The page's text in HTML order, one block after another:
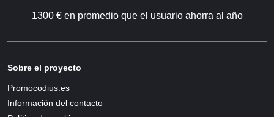
1300 € en promedio que el usuario ahorra al año
Sobre el proyecto
Promocodius.es
Información del contacto